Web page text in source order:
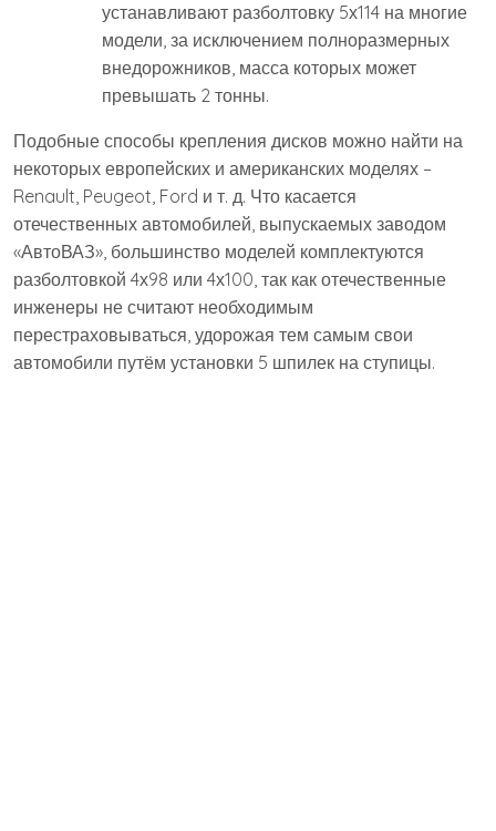
устанавливают разболтовку 5х114 на многие
модели, за исключением полноразмерных
внедорожников, масса которых может
превышать 2 тонны.
Подобные способы крепления дисков можно найти на
некоторых европейских и американских моделях –
Renault, Peugeot, Ford и т. д. Что касается
отечественных автомобилей, выпускаемых заводом
«АвтоВАЗ», большинство моделей комплектуются
разболтовкой 4х98 или 4х100, так как отечественные
инженеры не считают необходимым
перестраховываться, удорожая тем самым свои
автомобили путём установки 5 шпилек на ступицы.